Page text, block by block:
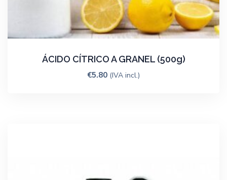
ÁCIDO CÍTRICO A GRANEL (500g)
€5.80 (IVA incl.)